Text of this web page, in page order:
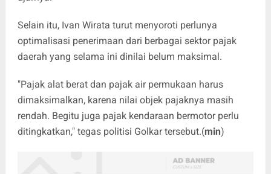
Selain itu, Ivan Wirata turut menyoroti perlunya
optimalisasi penerimaan dari berbagai sektor pajak
daerah yang selama ini dinilai belum maksimal.
"Pajak alat berat dan pajak air permukaan harus
dimaksimalkan, karena nilai objek pajaknya masih
rendah. Begitu juga pajak kendaraan bermotor perlu
ditingkatkan," tegas politisi Golkar tersebut.(min)